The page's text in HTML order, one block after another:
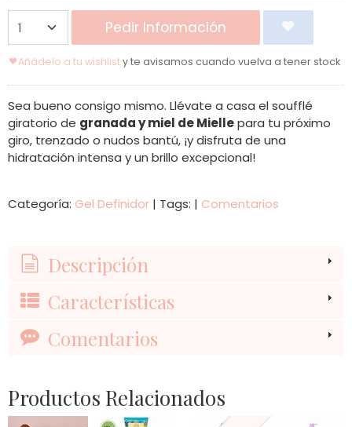
Pedir Información
Añádelo a tu wishlisty te avisamos cuando vuelva a tener stock
Sea bueno consigo mismo. Llévate a casa el soufflé
giratorio de granada y miel de Miellepara tu próximo
giro, trenzado o nudos bantú, ¡y disfruta de una
hidratación intensa y un brillo excepcional!
Categoría: Gel Definidor | Tags: | Comentarios
Descripción
Características
Comentarios
Productos Relacionados